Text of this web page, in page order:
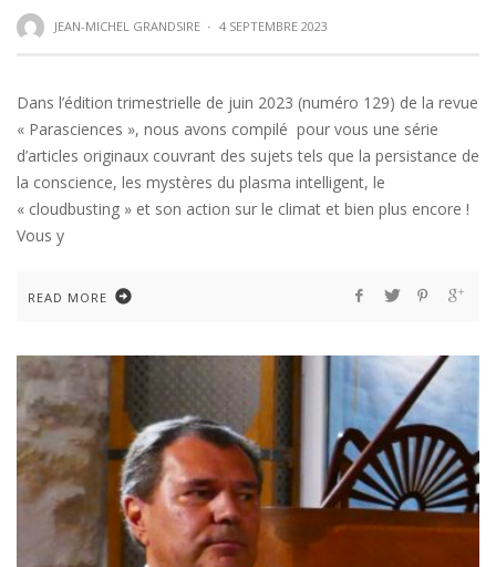
JEAN-MICHEL GRANDSIRE · 4 SEPTEMBRE 2023
Dans l’édition trimestrielle de juin 2023 (numéro 129) de la revue
« Parasciences », nous avons compilé pour vous une série
d’articles originaux couvrant des sujets tels que la persistance de
la conscience, les mystères du plasma intelligent, le
« cloudbusting » et son action sur le climat et bien plus encore !
Vous y
READ MORE